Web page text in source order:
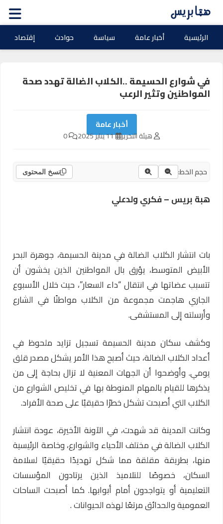
الرئيسية أخبار عامة سياسة حوادث إقتصاد
في شوارع الحسيمة ..الكلاب الضالة تهدد صحة
المواطنين وتثير الرعب
أخبار عامة
هيئة التحرير 11 يناير 2025
حجم الخط: نسخ المحتوى
هبة بريس – فكري ولدعلي
بات انتشار الكلاب الضالة في مدينة الحسيمة، جوهرة البحر
الأبيض المتوسط، يؤرق بال المواطنين الذين يخشون أن
تتسبب عضاتها في انتقال “داء السعار”، حيت خلال الأسبوع
الجاري هاجمت مجموعة من الكلاب مواطنًا في الشارع
وأرسلته إلى المستشفى.
وكشف سكان مدينة الحسيمة تسجيل تزايد ملحوظ في
أعداد الكلاب الضالة، حيث أصبح هذا الأمر يشكل مصدر قلق
يومي. وأوضحوا أن الجهات المعنية لا تزال بحاجة إلى من
يذكرها للقيام بالمهام المنوطة بها في تخليص الشوارع من
الكلاب التي أصبحت تشكل خطرًا حقيقيًا على صحة الأفراد.
وكانت المدينة قد شهدت، في الآونة الأخيرة، عودة انتشار
الكلاب الضالة في مختلف الأحياء والشوارع، وخاصة الرئيسية
منها، بطريقة مقلقة مما شكل تهديدًا حقيقيًا لسلامة
السكان، خصوصًا للتلاميذ الذين يرتادون المؤسسات
التعليمية أو يتواجدون أمام أبوابها. كما أصبحت الساحات
العمومية والحدائق مرتعًا لهذه الحيوانات .